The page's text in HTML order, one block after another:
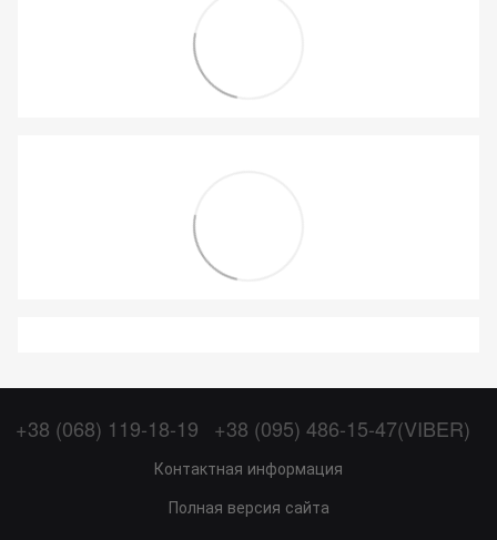
+38 (068) 119-18-19 +38 (095) 486-15-47(VIBER)
Контактная информация
Полная версия сайта